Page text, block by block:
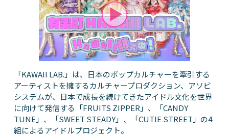
「KAWAII LAB.」は、日本のポップカルチャーを牽引する
アーティストを擁するカルチャープロダクション、アソビ
システムが、日本で成長を続けてきたアイドル文化を世界
に向けて発信する「FRUITS ZIPPER」、「CANDY
TUNE」、「SWEET STEADY」、「CUTIE STREET」の4
組によるアイドルプロジェクト。